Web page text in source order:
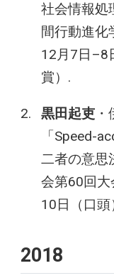
社会情報処
間行動進化
12月7日–8
賞）.
黒田起吏・
「Speed-
二者の意思
会第60回
10日（口頭
2018